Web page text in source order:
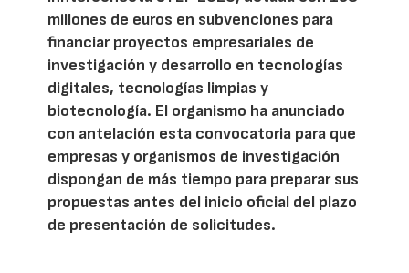
millones de euros en subvenciones para
financiar proyectos empresariales de
investigación y desarrollo en tecnologías
digitales, tecnologías limpias y
biotecnología. El organismo ha anunciado
con antelación esta convocatoria para que
empresas y organismos de investigación
dispongan de más tiempo para preparar sus
propuestas antes del inicio oficial del plazo
de presentación de solicitudes.